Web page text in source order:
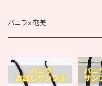
タヒチ種
ショートサイズ
ブルボン種（業務用）
バニラ×奄美